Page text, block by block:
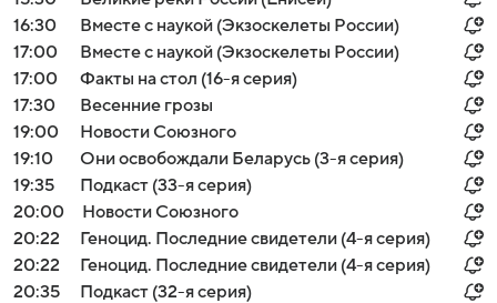
16:30
Вместе с наукой (Экзоскелеты России)
17:00
Вместе с наукой (Экзоскелеты России)
17:00
Факты на стол (16-я серия)
17:30
Весенние грозы
19:00
Новости Союзного
19:10
Они освобождали Беларусь (3-я серия)
19:35
Подкаст (33-я серия)
20:00
Новости Союзного
20:22
Геноцид. Последние свидетели (4-я серия)
20:22
Геноцид. Последние свидетели (4-я серия)
20:35
Подкаст (32-я серия)